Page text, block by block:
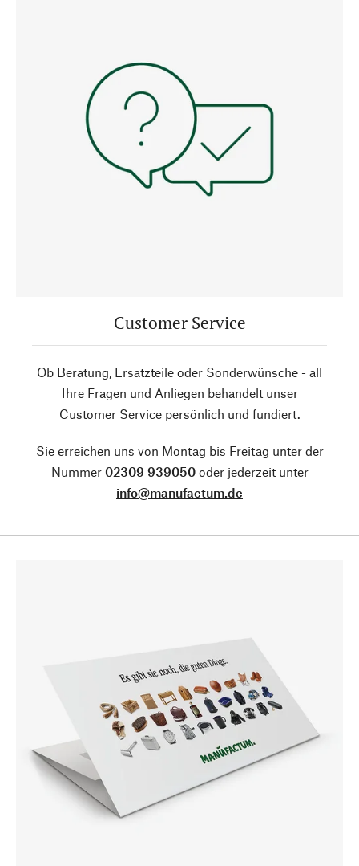
Customer Service
Ob Beratung, Ersatzteile oder Sonderwünsche - all
Ihre Fragen und Anliegen behandelt unser
Customer Service persönlich und fundiert.
Sie erreichen uns von Montag bis Freitag unter der
Nummer 02309 939050oder jederzeit unter
info@manufactum.de